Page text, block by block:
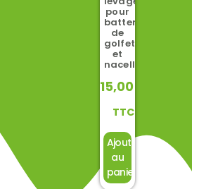
pour
batteries
de
golfette
et
nacelle
15,00
TTC
Ajouter
au
panier